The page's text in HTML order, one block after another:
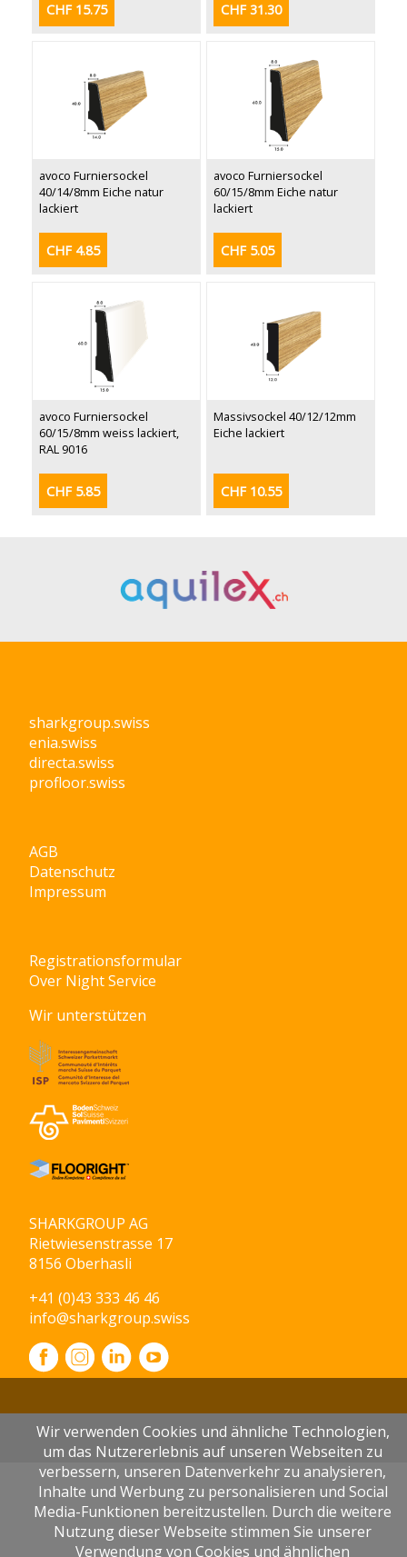
CHF 15.75 CHF 31.30
avoco Furniersockel
40/14/8mm Eiche natur
lackiert
CHF 4.85
avoco Furniersockel
60/15/8mm Eiche natur
lackiert
CHF 5.05
avoco Furniersockel
60/15/8mm weiss lackiert,
RAL 9016
CHF 5.85
Massivsockel 40/12/12mm
Eiche lackiert
CHF 10.55
sharkgroup.swiss
enia.swiss
directa.swiss
profloor.swiss
AGB
Datenschutz
Impressum
Registrationsformular
Over Night Service
Wir unterstützen
SHARKGROUP AG
Rietwiesenstrasse 17
8156 Oberhasli
+41 (0)43 333 46 46
info@sharkgroup.swiss
Wir verwenden Cookies und ähnliche Technologien,
um das Nutzererlebnis auf unseren Webseiten zu
verbessern, unseren Datenverkehr zu analysieren,
Inhalte und Werbung zu personalisieren und Social
Media-Funktionen bereitzustellen. Durch die weitere
Nutzung dieser Webseite stimmen Sie unserer
Verwendung von Cookies und ähnlichen